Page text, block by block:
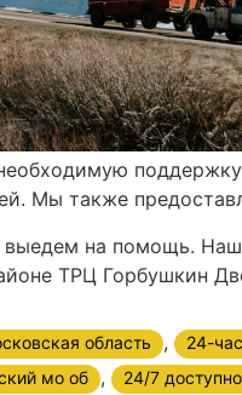
Мы также
на помощь.
ТРЦ Горбушкин
область , 24-
мо об , 24/7